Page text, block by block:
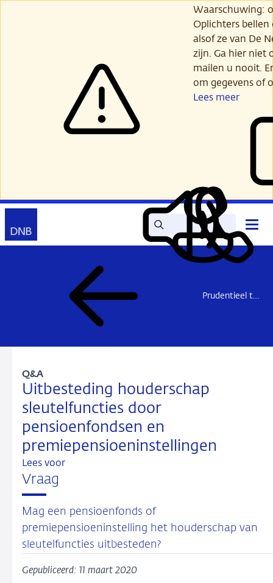
Waarschuwing:
Oplichters
alsof ze van De
zijn. Ga hier niet
mailen u nooit.
om gegevens of
Lees meer
Zoek Lees
voor
Mijn
DNB
Contact
Prudentieel toezicht
Uitbesteding houderschap
sleutelfuncties door
pensioenfondsen en
premiepensioeninstellingen
Q&A
Lees voor
Vraag
Mag een pensioenfonds of
premiepensioeninstelling het houderschap van
sleutelfuncties uitbesteden?
Gepubliceerd: 11 maart 2020